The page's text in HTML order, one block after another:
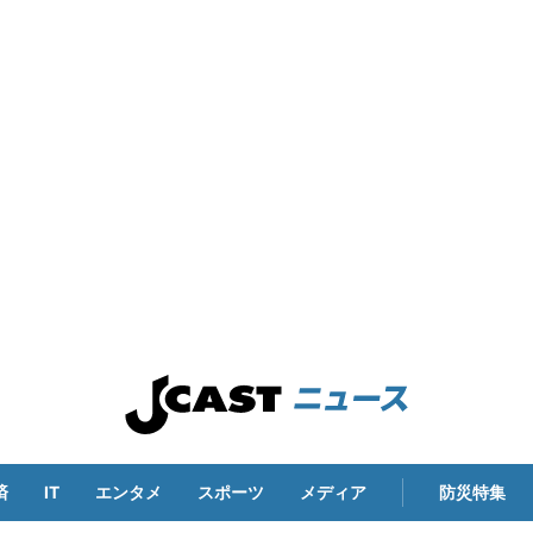
IT エンタメ スポーツ メディア 防災特集